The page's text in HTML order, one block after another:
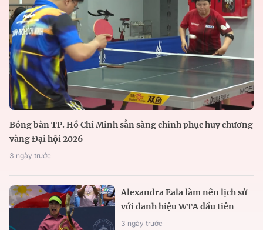
Bóng bàn TP. Hồ Chí Minh sẵn sàng chinh phục huy chương
vàng Đại hội 2026
3 ngày trước
Alexandra Eala làm nên lịch sử
với danh hiệu WTA đầu tiên
3 ngày trước